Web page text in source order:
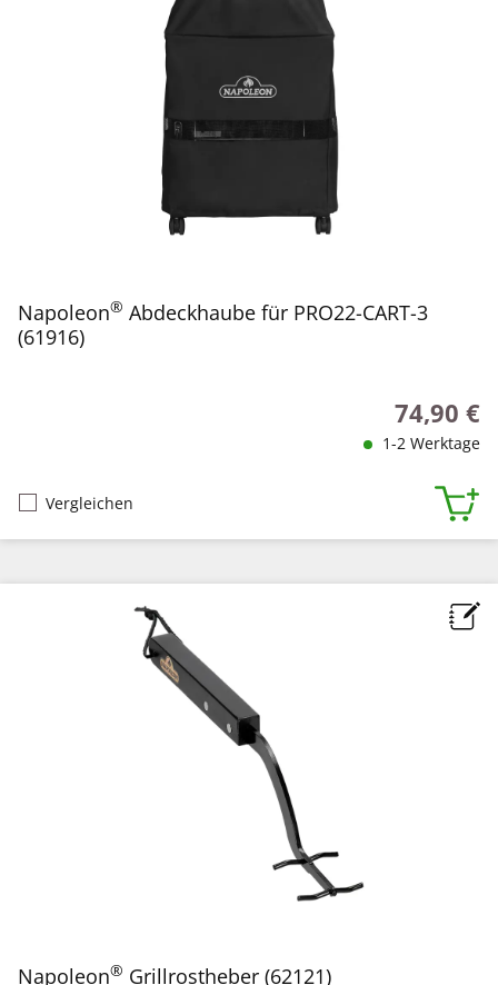
Napoleon® Abdeckhaube für PRO22-CART-3
(61916)
Regulärer
74,90 €
1-2 Werktage
Vergleichen
Napoleon® Grillrostheber (62121)